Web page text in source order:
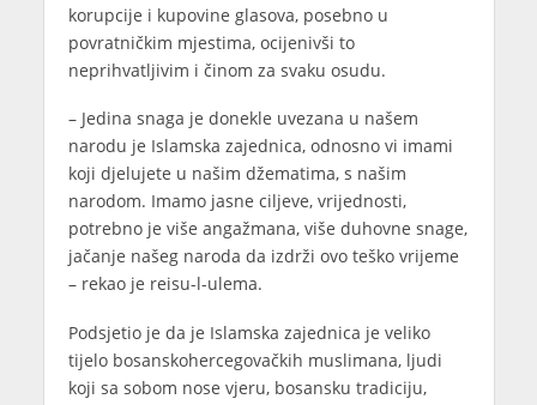
korupcije i kupovine glasova, posebno u
povratničkim mjestima, ocijenivši to
neprihvatljivim i činom za svaku osudu.
– Jedina snaga je donekle uvezana u našem
narodu je Islamska zajednica, odnosno vi imami
koji djelujete u našim džematima, s našim
narodom. Imamo jasne ciljeve, vrijednosti,
potrebno je više angažmana, više duhovne snage,
jačanje našeg naroda da izdrži ovo teško vrijeme
– rekao je reisu-l-ulema.
Podsjetio je da je Islamska zajednica je veliko
tijelo bosanskohercegovačkih muslimana, ljudi
koji sa sobom nose vjeru, bosansku tradiciju,